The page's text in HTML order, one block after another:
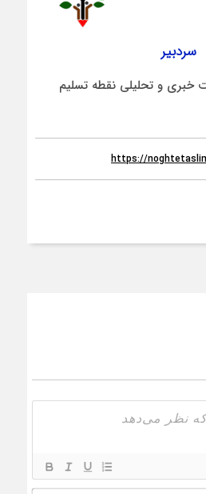
سردبیر
خبری و تحلیلی نقطه تسلیم
https://